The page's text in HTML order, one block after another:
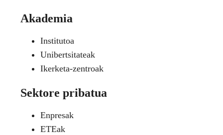
Akademia
Institutoa
Unibertsitateak
Ikerketa-zentroak
Sektore pribatua
Enpresak
ETEak